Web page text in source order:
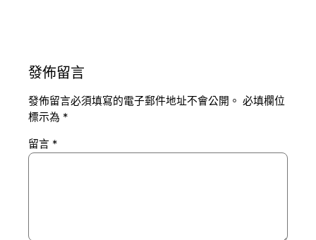
發佈留言
發佈留言必須填寫的電子郵件地址不會公開。 必填欄位
標示為 *
留言 *